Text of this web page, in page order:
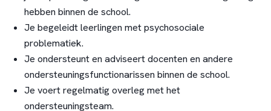
hebben binnen de school.
Je begeleidt leerlingen met psychosociale
problematiek.
Je ondersteunt en adviseert docenten en andere
ondersteuningsfunctionarissen binnen de school.
Je voert regelmatig overleg met het
ondersteuningsteam.